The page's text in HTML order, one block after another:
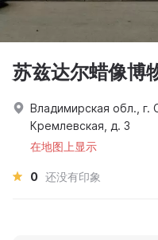
苏兹达尔蜡像博
Владимирская обл., г.
Кремлевская, д. 3
在地图上显示
0 还没有印象